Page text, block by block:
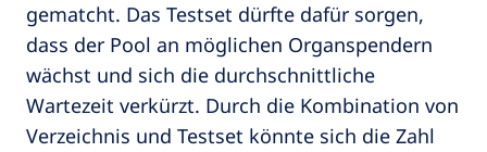
gematcht. Das Testset dürfte dafür sorgen,
dass der Pool an möglichen Organspendern
wächst und sich die durchschnittliche
Wartezeit verkürzt. Durch die Kombination von
Verzeichnis und Testset könnte sich die Zahl